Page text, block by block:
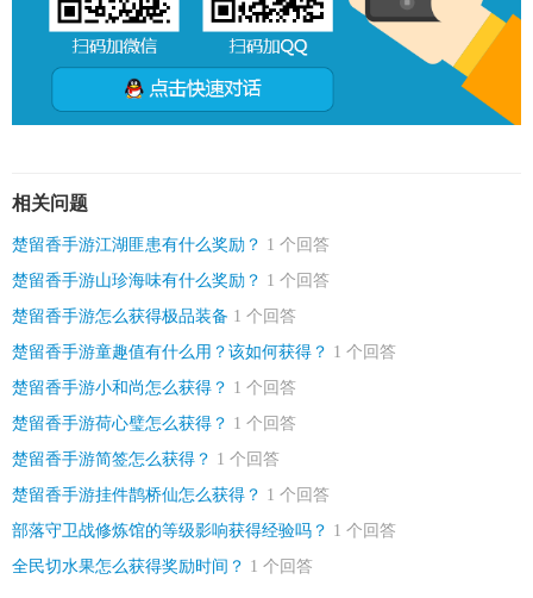
相关问题
楚留香手游江湖匪患有什么奖励？ 1 个回答
楚留香手游山珍海味有什么奖励？ 1 个回答
楚留香手游怎么获得极品装备 1 个回答
楚留香手游童趣值有什么用？该如何获得？ 1 个回答
楚留香手游小和尚怎么获得？ 1 个回答
楚留香手游荷心璧怎么获得？ 1 个回答
楚留香手游简签怎么获得？ 1 个回答
楚留香手游挂件鹊桥仙怎么获得？ 1 个回答
部落守卫战修炼馆的等级影响获得经验吗？ 1 个回答
全民切水果怎么获得奖励时间？ 1 个回答